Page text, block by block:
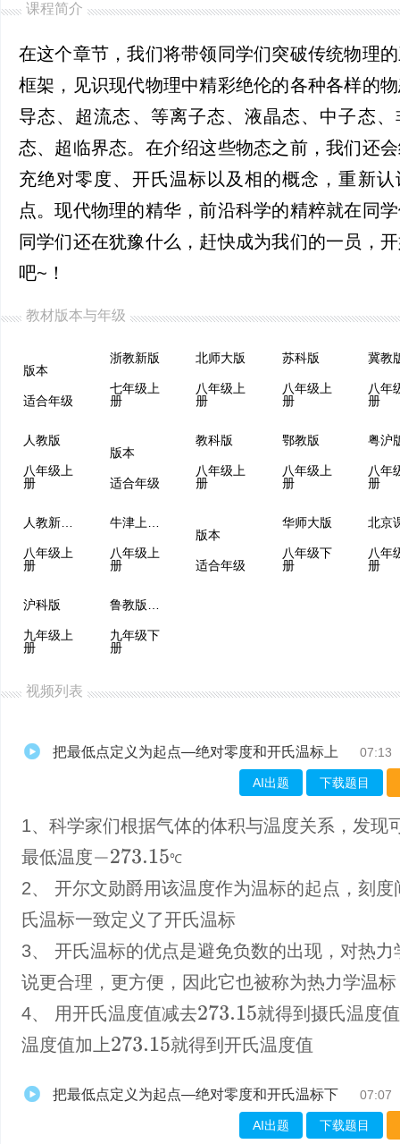
课程简介
在这个章节，我们将带领同学们突破传统物理
框架，见识现代物理中精彩绝伦的各种各样的
导态、超流态、等离子态、液晶态、中子态
态、超临界态。在介绍这些物态之前，我们还
充绝对零度、开氏温标以及相的概念，重新
点。现代物理的精华，前沿科学的精粹就在同
同学们还在犹豫什么，赶快成为我们的一员，
吧~！
教材版本与年级
版本
适合年级
浙教新版
七年级上
册
北师大版
八年级上
册
苏科版
八年级上
册
冀教
八年
册
人教版
八年级上
册
版本
适合年级
教科版
八年级上
册
鄂教版
八年级上
册
粤沪
八年
册
八年级上
册
八年级上
册
版本
适合年级
华师大版
八年级下
册
八年
册
沪科版
九年级上
册
九年级下
册
视频列表
把最低点定义为起点—绝对零度和开氏温标上 07:13
AI出题 下载题目
1、科学家们根据气体的体积与温度关系，发现
最低温度
℃
−273.15℃
2、 开尔文勋爵用该温度作为温标的起点，刻度
氏温标一致定义了开氏温标
3、 开氏温标的优点是避免负数的出现，对热力
说更合理，更方便，因此它也被称为热力学温标
4、 用开氏温度值减去273.15
就得到摄氏温度
温度值加上273.15 就得到开氏温度值
把最低点定义为起点—绝对零度和开氏温标下 07:07
AI出题 下载题目